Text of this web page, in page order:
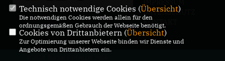
DATENSCHUTZ
KONTAKT
Technisch notwendige Cookies (Übersicht)
Die notwendigen Cookies werden allein für den
ordnungsgemäßen Gebrauch der Webseite benötigt.
Cookies von Drittanbietern (Übersicht)
Zur Optimierung unserer Webseite binden wir Dienste und
Angebote von Drittanbietern ein.